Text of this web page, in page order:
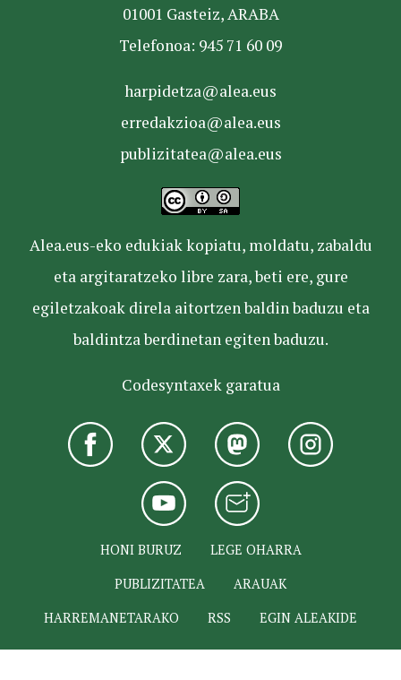
01001 Gasteiz, ARABA
Telefonoa: 945 71 60 09
harpidetza@alea.eus
erredakzioa@alea.eus
publizitatea@alea.eus
Alea.eus-eko edukiak kopiatu, moldatu, zabaldu
eta argitaratzeko libre zara, beti ere, gure
egiletzakoak direla aitortzen baldin baduzu eta
baldintza berdinetan egiten baduzu.
Codesyntaxek garatua
HONI BURUZ
LEGE OHARRA
PUBLIZITATEA
ARAUAK
HARREMANETARAKO
RSS EGIN ALEAKIDE